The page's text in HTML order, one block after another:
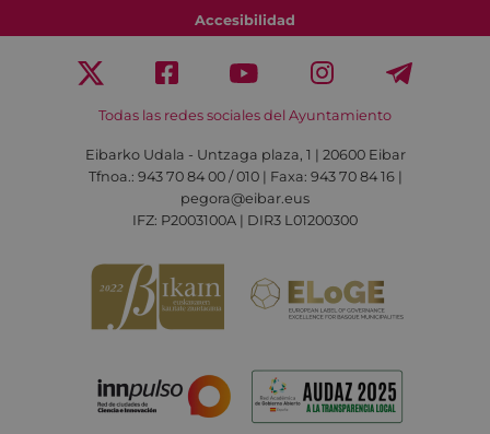
Accesibilidad
Todas las redes sociales del Ayuntamiento
Eibarko Udala - Untzaga plaza, 1 | 20600 Eibar
Tfnoa.: 943 70 84 00 / 010 | Faxa: 943 70 84 16 |
pegora@eibar.eus
IFZ: P2003100A | DIR3 L01200300